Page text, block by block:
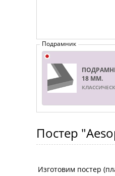
Подрамник
18 ММ.
Постер
Изготовим постер